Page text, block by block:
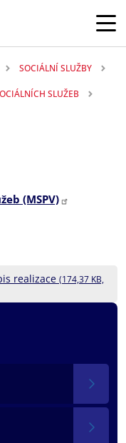
SOCIÁLNÍ SLUŽBY
SLUŽEB
(MSPV)
realizace (174,37 KB,